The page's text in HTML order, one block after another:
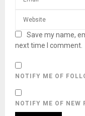
Save my name,
next time I comment.
NOTIFY ME OF
NOTIFY ME OF NEW